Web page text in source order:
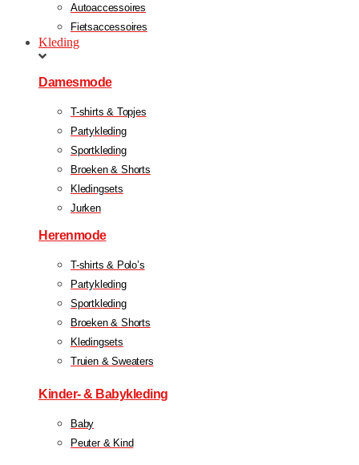
Autoaccessoires
Fietsaccessoires
Kleding
Damesmode
T-shirts & Topjes
Partykleding
Sportkleding
Broeken & Shorts
Kledingsets
Jurken
Herenmode
T-shirts & Polo’s
Partykleding
Sportkleding
Broeken & Shorts
Kledingsets
Truien & Sweaters
Kinder- & Babykleding
Baby
Peuter & Kind